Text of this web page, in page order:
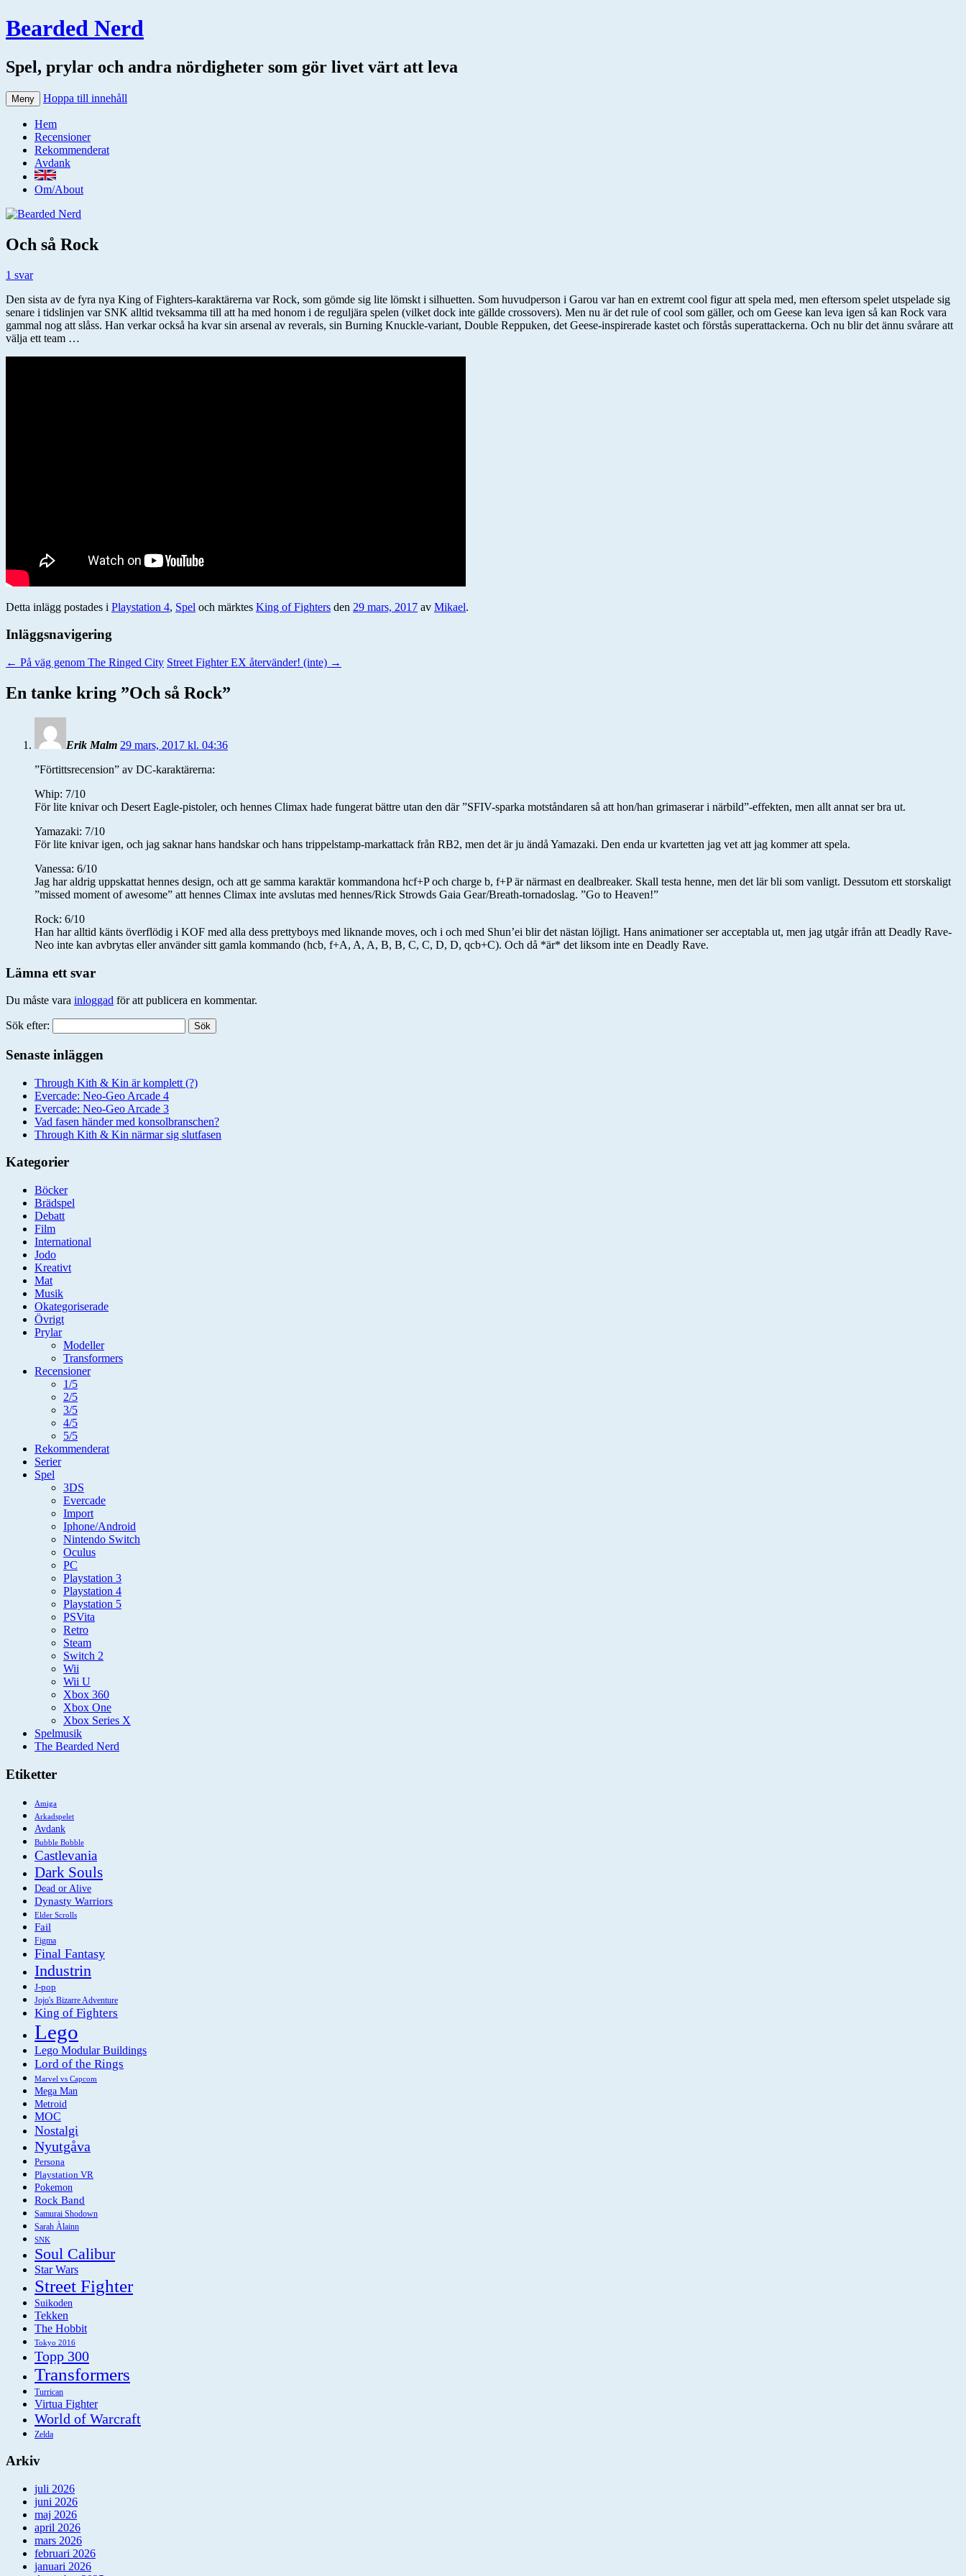
Bearded Nerd
Spel, prylar och andra nördigheter som gör livet värt att leva
Meny Hoppa till innehåll
Hem
Recensioner
Rekommenderat
Avdank
Om/About
Och så Rock
1 svar
Den sista av de fyra nya King of Fighters-karaktärerna var Rock, som gömde sig lite lömskt i silhuetten. Som huvudperson i Garou var han en extremt cool figur att spela med, men eftersom spelet utspelade sig
senare i tidslinjen var SNK alltid tveksamma till att ha med honom i de reguljära spelen (vilket dock inte gällde crossovers). Men nu är det rule of cool som gäller, och om Geese kan leva igen så kan Rock vara
gammal nog att slåss. Han verkar också ha kvar sin arsenal av reverals, sin Burning Knuckle-variant, Double Reppuken, det Geese-inspirerade kastet och förstås superattackerna. Och nu blir det ännu svårare att
välja ett team …
Detta inlägg postades i Playstation 4, Spel och märktes King of Fighters den 29 mars, 2017 av Mikael.
Inläggsnavigering
← På väg genom The Ringed City Street Fighter EX återvänder! (inte) →
En tanke kring ”Och så Rock”
Erik Malm 29 mars, 2017 kl. 04:36
”Förtittsrecension” av DC-karaktärerna:
Whip: 7/10
För lite knivar och Desert Eagle-pistoler, och hennes Climax hade fungerat bättre utan den där ”SFIV-sparka motståndaren så att hon/han grimaserar i närbild”-effekten, men allt annat ser bra ut.
Yamazaki: 7/10
För lite knivar igen, och jag saknar hans handskar och hans trippelstamp-markattack från RB2, men det är ju ändå Yamazaki. Den enda ur kvartetten jag vet att jag kommer att spela.
Vanessa: 6/10
Jag har aldrig uppskattat hennes design, och att ge samma karaktär kommandona hcf+P och charge b, f+P är närmast en dealbreaker. Skall testa henne, men det lär bli som vanligt. Dessutom ett storskaligt
”missed moment of awesome” att hennes Climax inte avslutas med hennes/Rick Strowds Gaia Gear/Breath-tornadoslag. ”Go to Heaven!”
Rock: 6/10
Han har alltid känts överflödig i KOF med alla dess prettyboys med liknande moves, och i och med Shun’ei blir det nästan löjligt. Hans animationer ser acceptabla ut, men jag utgår ifrån att Deadly Rave-
Neo inte kan avbrytas eller använder sitt gamla kommando (hcb, f+A, A, A, B, B, C, C, D, D, qcb+C). Och då *är* det liksom inte en Deadly Rave.
Lämna ett svar
Du måste vara inloggad för att publicera en kommentar.
Sök efter:
Senaste inläggen
Through Kith & Kin är komplett (?)
Evercade: Neo-Geo Arcade 4
Evercade: Neo-Geo Arcade 3
Vad fasen händer med konsolbranschen?
Through Kith & Kin närmar sig slutfasen
Kategorier
Böcker
Brädspel
Debatt
Film
International
Jodo
Kreativt
Mat
Musik
Okategoriserade
Övrigt
Prylar
Modeller
Transformers
Recensioner
1/5
2/5
3/5
4/5
5/5
Rekommenderat
Serier
Spel
3DS
Evercade
Import
Iphone/Android
Nintendo Switch
Oculus
PC
Playstation 3
Playstation 4
Playstation 5
PSVita
Retro
Steam
Switch 2
Wii
Wii U
Xbox 360
Xbox One
Xbox Series X
Spelmusik
The Bearded Nerd
Etiketter
Amiga
Arkadspelet
Avdank
Bubble Bobble
Castlevania
Dark Souls
Dead or Alive
Dynasty Warriors
Elder Scrolls
Fail
Figma
Final Fantasy
Industrin
J-pop
Jojo's Bizarre Adventure
King of Fighters
Lego
Lego Modular Buildings
Lord of the Rings
Marvel vs Capcom
Mega Man
Metroid
MOC
Nostalgi
Nyutgåva
Persona
Playstation VR
Pokemon
Rock Band
Samurai Shodown
Sarah Àlainn
SNK
Soul Calibur
Star Wars
Street Fighter
Suikoden
Tekken
The Hobbit
Tokyo 2016
Topp 300
Transformers
Turrican
Virtua Fighter
World of Warcraft
Zelda
Arkiv
juli 2026
juni 2026
maj 2026
april 2026
mars 2026
februari 2026
januari 2026